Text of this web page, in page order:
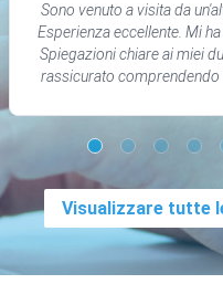
Sono venuto a visita da
Esperienza eccellente. Mi
Spiegazioni chiare ai miei
rassicurato comprendendo
Visualizzare tutte